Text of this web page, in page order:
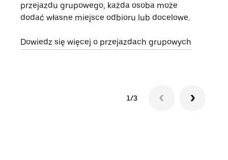
przejazdu grupowego, każda osoba może
dodać własne miejsce odbioru lub docelowe.
Dowiedz się więcej o przejazdach grupowych
1/3